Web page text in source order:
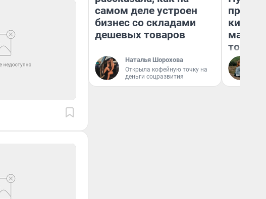
самом деле устроен
бизнес со складами
дешевых товаров
Наталья Шорохова
Открыла кофейную точку на
деньги соцразвития
того